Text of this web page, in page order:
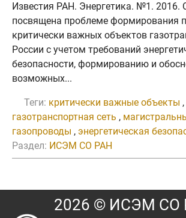
Известия РАН. Энергетика. №1. 2016.
посвящена проблеме формирования
критически важных объектов
России с учетом требований
безопасности, формированию и
возможных...
Теги: критически важные объекты ,
газотранспортная сеть ,
газопроводы , энергетическая
Раздел: ИСЭМ СО РАН
2026 © ИСЭМ СО